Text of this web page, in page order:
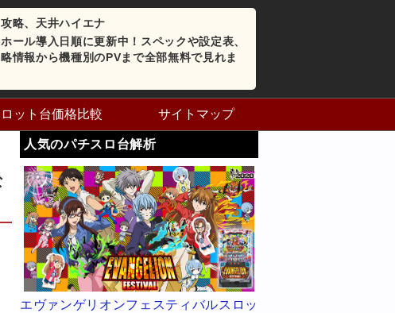
略、天井ハイエナ
ール導入日順に更新中！スペックや設定表、
情報から機種別のPVまで全部無料で見れま
ット台価格比較 サイトマップ
人気のパチスロ台解析
エヴァンゲリオンフェスティバルスロッ